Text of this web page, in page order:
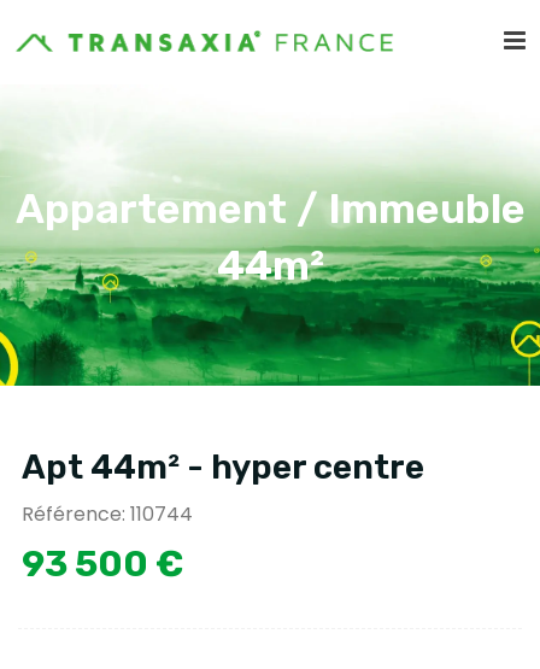
Appartement / Immeuble
44m²
Apt 44m² - hyper centre
Référence: 110744
93 500 €